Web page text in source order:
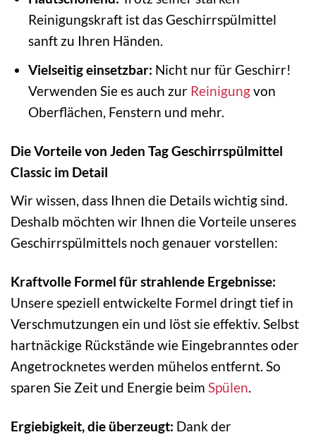
Reinigungskraft ist das Geschirrspülmittel
sanft zu Ihren Händen.
Vielseitig einsetzbar: Nicht nur für Geschirr!
Verwenden Sie es auch zur Reinigungvon
Oberflächen, Fenstern und mehr.
Die Vorteile von Jeden Tag Geschirrspülmittel
Classic im Detail
Wir wissen, dass Ihnen die Details wichtig sind.
Deshalb möchten wir Ihnen die Vorteile unseres
Geschirrspülmittels noch genauer vorstellen:
Kraftvolle Formel für strahlende Ergebnisse:
Unsere speziell entwickelte Formel dringt tief in
Verschmutzungen ein und löst sie effektiv. Selbst
hartnäckige Rückstände wie Eingebranntes oder
Angetrocknetes werden mühelos entfernt. So
sparen Sie Zeit und Energie beim Spülen.
Ergiebigkeit, die überzeugt: Dank der